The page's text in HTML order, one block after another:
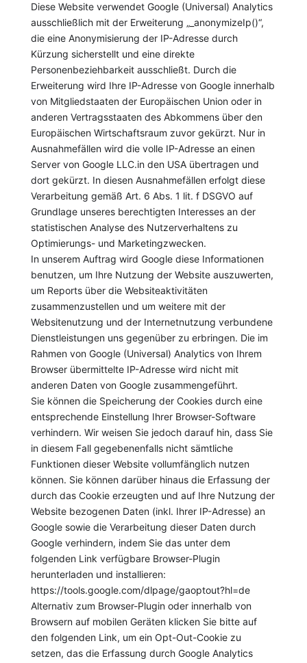
Diese Website verwendet Google (Universal) Analytics
ausschließlich mit der Erweiterung „_anonymizeIp()“,
die eine Anonymisierung der IP-Adresse durch
Kürzung sicherstellt und eine direkte
Personenbeziehbarkeit ausschließt. Durch die
Erweiterung wird Ihre IP-Adresse von Google innerhalb
von Mitgliedstaaten der Europäischen Union oder in
anderen Vertragsstaaten des Abkommens über den
Europäischen Wirtschaftsraum zuvor gekürzt. Nur in
Ausnahmefällen wird die volle IP-Adresse an einen
Server von Google LLC.in den USA übertragen und
dort gekürzt. In diesen Ausnahmefällen erfolgt diese
Verarbeitung gemäß Art. 6 Abs. 1 lit. f DSGVO auf
Grundlage unseres berechtigten Interesses an der
statistischen Analyse des Nutzerverhaltens zu
Optimierungs- und Marketingzwecken.
In unserem Auftrag wird Google diese Informationen
benutzen, um Ihre Nutzung der Website auszuwerten,
um Reports über die Websiteaktivitäten
zusammenzustellen und um weitere mit der
Websitenutzung und der Internetnutzung verbundene
Dienstleistungen uns gegenüber zu erbringen. Die im
Rahmen von Google (Universal) Analytics von Ihrem
Browser übermittelte IP-Adresse wird nicht mit
anderen Daten von Google zusammengeführt.
Sie können die Speicherung der Cookies durch eine
entsprechende Einstellung Ihrer Browser-Software
verhindern. Wir weisen Sie jedoch darauf hin, dass Sie
in diesem Fall gegebenenfalls nicht sämtliche
Funktionen dieser Website vollumfänglich nutzen
können. Sie können darüber hinaus die Erfassung der
durch das Cookie erzeugten und auf Ihre Nutzung der
Website bezogenen Daten (inkl. Ihrer IP-Adresse) an
Google sowie die Verarbeitung dieser Daten durch
Google verhindern, indem Sie das unter dem
folgenden Link verfügbare Browser-Plugin
herunterladen und installieren:
https://tools.google.com/dlpage/gaoptout?hl=de
Alternativ zum Browser-Plugin oder innerhalb von
Browsern auf mobilen Geräten klicken Sie bitte auf
den folgenden Link, um ein Opt-Out-Cookie zu
setzen, das die Erfassung durch Google Analytics